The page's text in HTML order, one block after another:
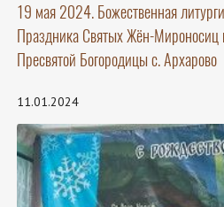
19 мая 2024. Божественная
Праздника Святых Жён-Мироносиц
Пресвятой Богородицы с. Архарово
11.01.2024